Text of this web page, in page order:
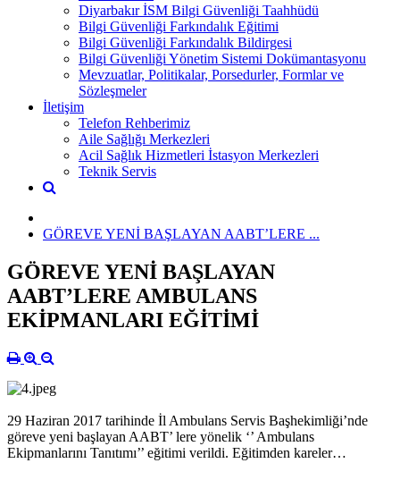
Diyarbakır İSM Bilgi Güvenliği Taahhüdü
Bilgi Güvenliği Farkındalık Eğitimi
Bilgi Güvenliği Farkındalık Bildirgesi
Bilgi Güvenliği Yönetim Sistemi Dokümantasyonu
Mevzuatlar, Politikalar, Porsedurler, Formlar ve
Sözleşmeler
İletişim
Telefon Rehberimiz
Aile Sağlığı Merkezleri
Acil Sağlık Hizmetleri İstasyon Merkezleri
Teknik Servis
GÖREVE YENİ BAŞLAYAN AABT’LERE ...
GÖREVE YENİ BAŞLAYAN
AABT’LERE AMBULANS
EKİPMANLARI EĞİTİMİ
29 Haziran 2017 tarihinde İl Ambulans Servis Başhekimliği’nde
göreve yeni başlayan AABT’ lere yönelik ‘’ Ambulans
Ekipmanlarını Tanıtımı’’ eğitimi verildi. Eğitimden kareler…